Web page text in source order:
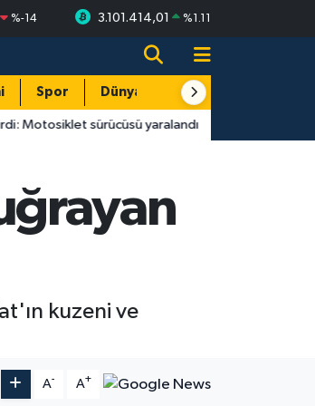
%-14 3.101.414,01 %1.11
Spor Dünya Resmi Reklamlar
sürücüsü yaralandı 11:45
kuzeni ve
A- A+